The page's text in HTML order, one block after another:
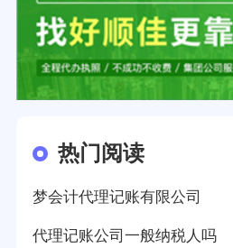
热门阅读
梦会计代理记账有限公司
代理记账公司一般纳税人吗